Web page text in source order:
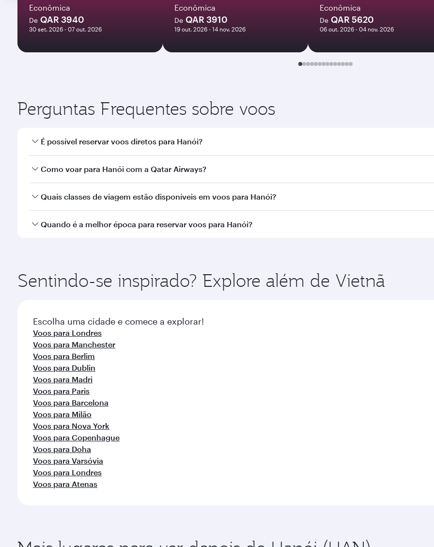
Econômica
De QAR 3940
30 set. 2026 - 07 out. 2026
Econômica
De QAR 3910
19 out. 2026 - 14 nov. 2026
Econômica
De QAR 5620
06 out. 2026 - 04 nov. 2026
Perguntas Frequentes sobre voos
É possível reservar voos diretos para Hanói?
Sim, a Qatar Airways opera voos diretos para Hanói. Busque voos na nossa página inicial para encontrar
Como voar para Hanói com a Qatar Airways?
Você pode voar diretamente para Hanói com a Qatar Airways. Fazemos conexão via Doha a mais de 150
Quais classes de viagem estão disponíveis em voos para Hanói?
A disponibilidade de classes de viagem depende da rota e da companhia aérea que opera o voo. Nos voos
Quando é a melhor época para reservar voos para Hanói?
Sentindo-se inspirado? Explore além de Vietnã
Escolha uma cidade e comece a explorar!
Voos para Londres
Voos para Manchester
Voos para Berlim
Voos para Dublin
Voos para Madri
Voos para Paris
Voos para Barcelona
Voos para Milão
Voos para Nova York
Voos para Copenhague
Voos para Doha
Voos para Varsóvia
Voos para Londres
Voos para Atenas